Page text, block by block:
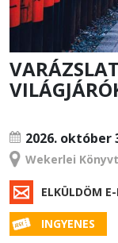
2026. október
Wekerlei
ELKÜLDÖM
INGYENES